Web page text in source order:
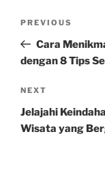
Previous
Post
PREVIOUS
Cara
dengan 8 Tips
Next
Post
NEXT
Jelajahi
Wisata yang